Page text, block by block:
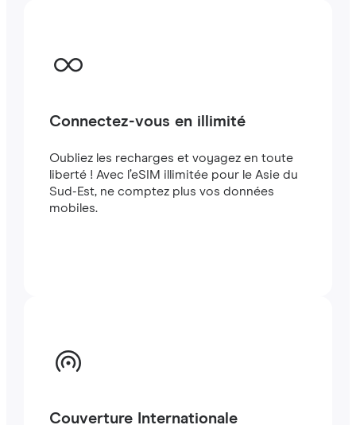
Connectez-vous en illimité
Oubliez les recharges et voyagez en toute
liberté ! Avec l’eSIM illimitée pour le Asie du
Sud-Est, ne comptez plus vos données
mobiles.
Couverture Internationale